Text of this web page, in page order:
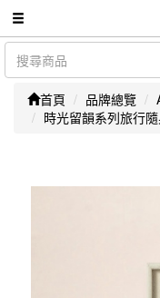
首頁 品牌總覽
時光留韻系列旅行